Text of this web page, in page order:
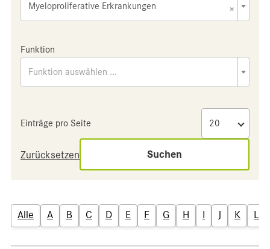
×
Myeloproliferative Erkrankungen
Funktion
Funktion auswählen ...
Einträge pro Seite
Zurücksetzen Suchen
Alle A B C D E F G H I J K L